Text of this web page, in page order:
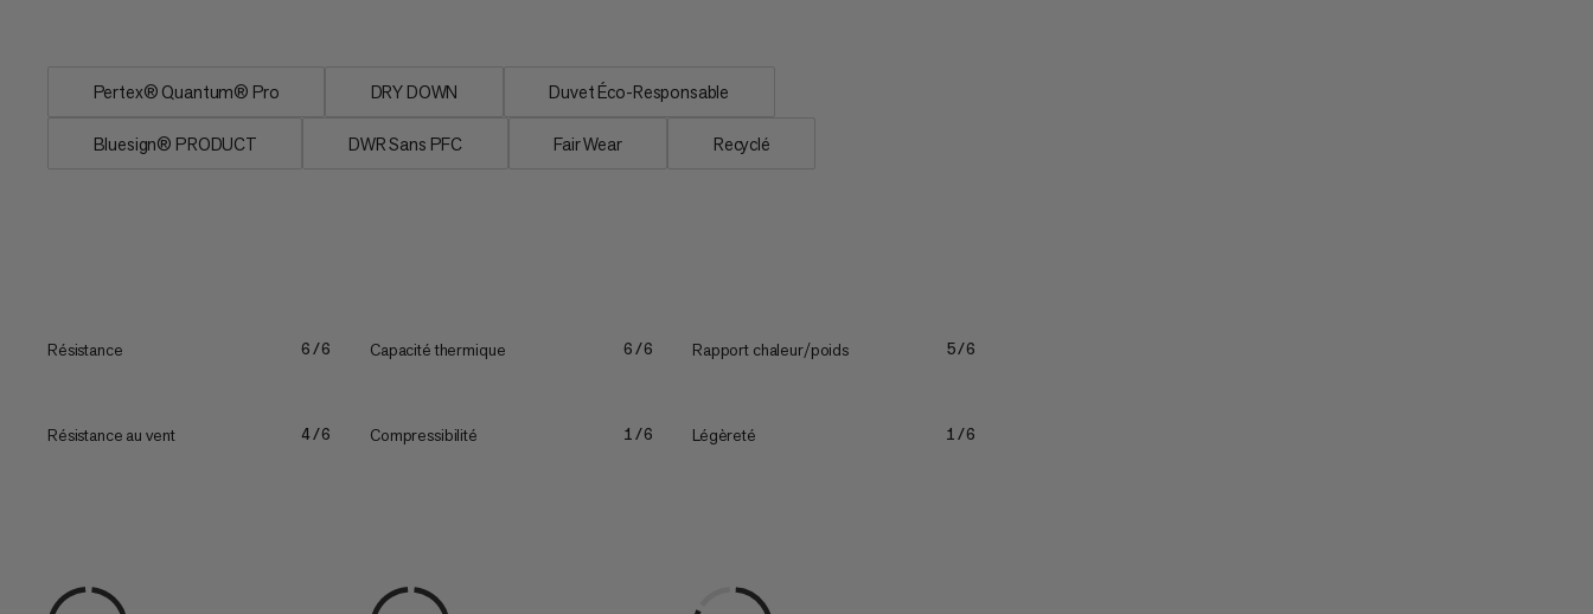
Pertex® Quantum® Pro DRY DOWN Duvet Éco-Responsable
Bluesign® PRODUCT DWR Sans PFC Fair Wear Recyclé
Résistance 6/6 Capacité thermique 6/6 Rapport chaleur/poids 5/6
Résistance au vent 4/6 Compressibilité 1/6 Légèreté 1/6